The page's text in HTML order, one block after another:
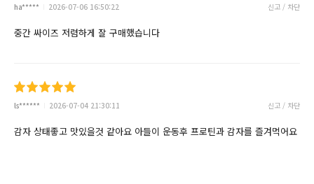
ha***** 2026-07-06 16:50:22 신고 / 차단
중간 싸이즈 저렴하게 잘 구매했습니다
ls****** 2026-07-04 21:30:11 신고 / 차단
감자 상태좋고 맛있을것 같아요 아들이 운동후 프로틴과 감자를 즐겨먹어요